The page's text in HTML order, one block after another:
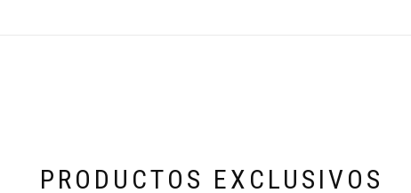
PRODUCTOS EXCLUSIVOS